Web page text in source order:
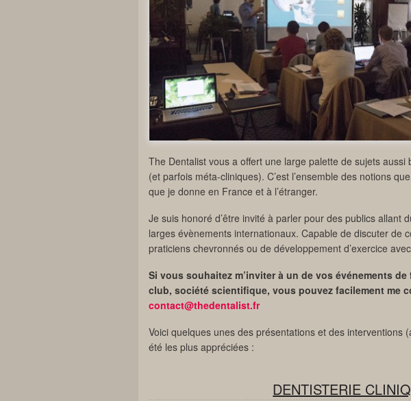
The Dentalist vous a offert une large palette de sujets aussi
(et parfois méta-cliniques). C’est l’ensemble des notions
que je donne en France et à l’étranger.
Je suis honoré d’être invité à parler pour des publics allant
larges évènements internationaux. Capable de discuter de
praticiens chevronnés ou de développement d’exercice
Si vous souhaitez m’inviter à un de vos événements
club, société scientifique, vous pouvez facilement me
contact@thedentalist.fr
Voici quelques unes des présentations et des interventions
été les plus appréciées :
DENTISTERIE